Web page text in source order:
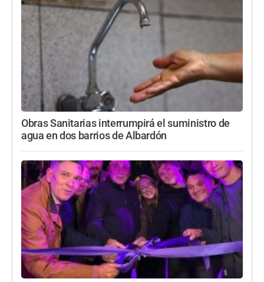
Obras Sanitarias interrumpirá el suministro de
agua en dos barrios de Albardón